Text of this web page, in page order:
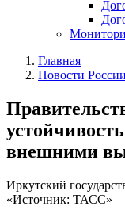
Главная
Новости России
внешними
Иркутский
«Источник: ТАСС»